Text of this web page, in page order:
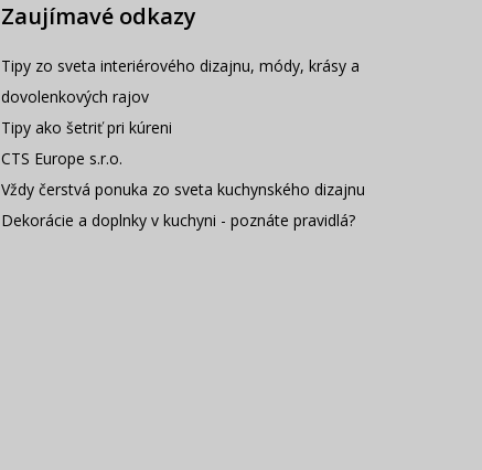
Zaujímavé odkazy
Tipy zo sveta interiérového dizajnu, módy, krásy a
dovolenkových rajov
Tipy ako šetriť pri kúreni
CTS Europe s.r.o.
Vždy čerstvá ponuka zo sveta kuchynského dizajnu
Dekorácie a doplnky v kuchyni - poznáte pravidlá?